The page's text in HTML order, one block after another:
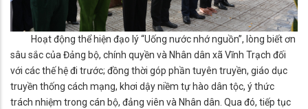
Hoạt động thể hiện đạo lý “Uống nước nhớ nguồn”, lòng biết ơn
sâu sắc của Đảng bộ, chính quyền và Nhân dân xã Vĩnh Trạch đối
với các thế hệ đi trước; đồng thời góp phần tuyên truyền, giáo dục
truyền thống cách mạng, khơi dậy niềm tự hào dân tộc, ý thức
trách nhiệm trong cán bộ, đảng viên và Nhân dân. Qua đó, tiếp tục